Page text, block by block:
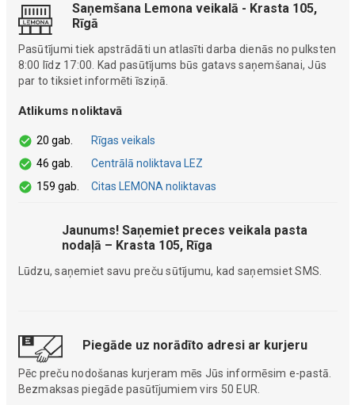
Saņemšana Lemona veikalā - Krasta 105,
Rīgā
Pasūtījumi tiek apstrādāti un atlasīti darba dienās no pulksten
8:00 līdz 17:00. Kad pasūtījums būs gatavs saņemšanai, Jūs
par to tiksiet informēti īsziņā.
Atlikums noliktavā
20 gab.
Rīgas veikals
46 gab.
Centrālā noliktava LEZ
159 gab.
Citas LEMONA noliktavas
Jaunums! Saņemiet preces veikala pasta
nodaļā – Krasta 105, Rīga
Lūdzu, saņemiet savu preču sūtījumu, kad saņemsiet SMS.
Piegāde uz norādīto adresi ar kurjeru
Pēc preču nodošanas kurjeram mēs Jūs informēsim e-pastā.
Bezmaksas piegāde pasūtījumiem virs 50 EUR.